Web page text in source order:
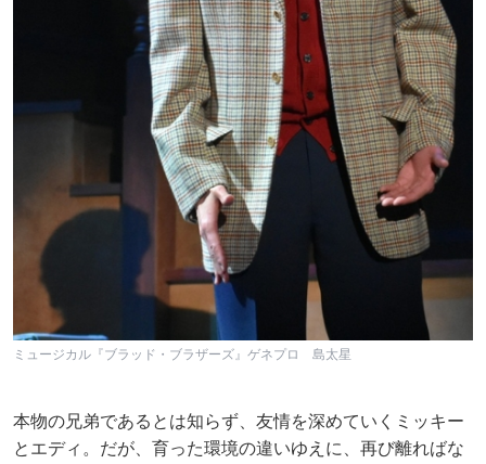
ミュージカル『ブラッド・ブラザーズ』ゲネプロ 島太星
本物の兄弟であるとは知らず、友情を深めていくミッキー
とエディ。だが、育った環境の違いゆえに、再び離ればな